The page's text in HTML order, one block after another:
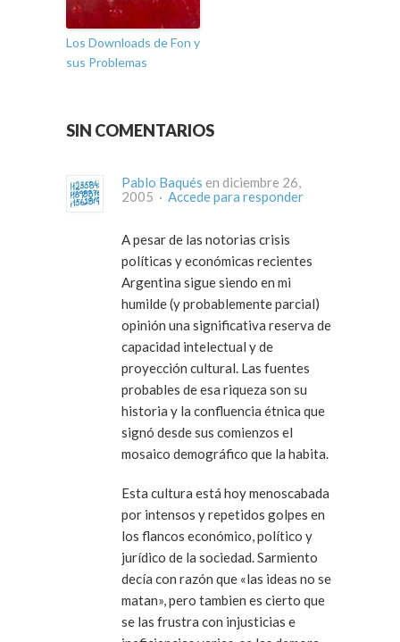
Los Downloads de Fon y
sus Problemas
SIN COMENTARIOS
Pablo Baqués en diciembre 26,
2005 · Accede para responder
A pesar de las notorias crisis
políticas y económicas recientes
Argentina sigue siendo en mi
humilde (y probablemente parcial)
opinión una significativa reserva de
capacidad intelectual y de
proyección cultural. Las fuentes
probables de esa riqueza son su
historia y la confluencia étnica que
signó desde sus comienzos el
mosaico demográfico que la habita.
Esta cultura está hoy menoscabada
por intensos y repetidos golpes en
los flancos económico, político y
jurídico de la sociedad. Sarmiento
decía con razón que «las ideas no se
matan», pero tambien es cierto que
se las frustra con injusticias e